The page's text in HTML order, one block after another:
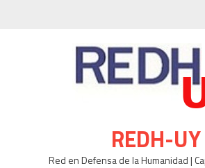
REDH-UY
Red en Defensa de la Humanidad |